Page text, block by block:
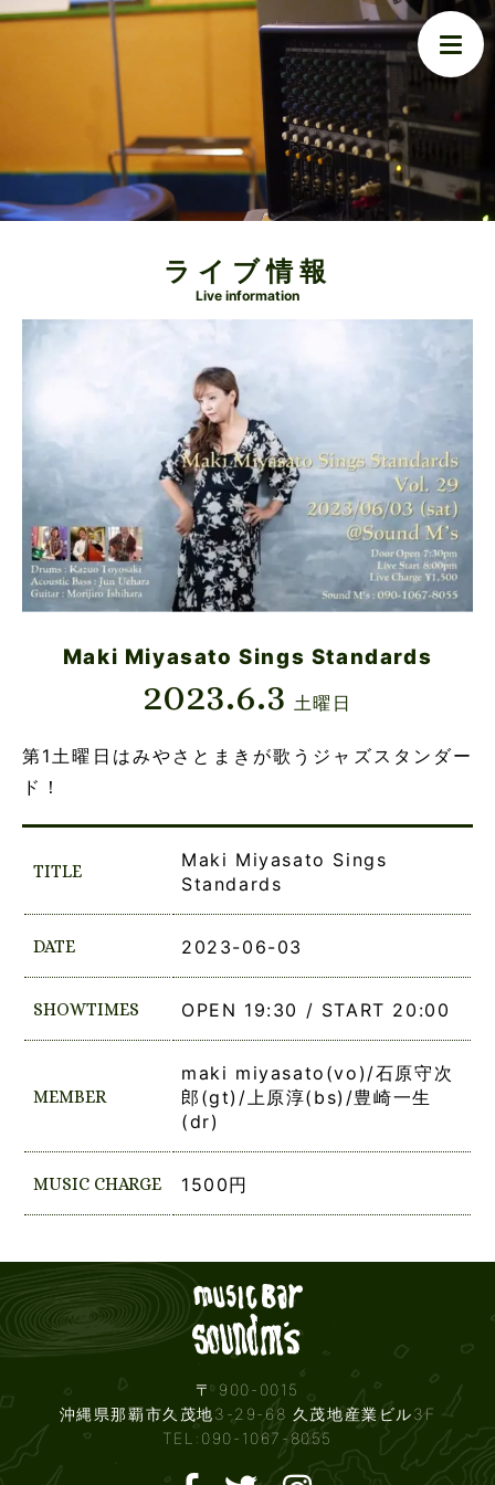
ライブ情報
Live information
Maki Miyasato Sings Standards
2023.6.3 土曜日
第1土曜日はみやさとまきが歌うジャズスタンダー
ド！
TITLE
Maki Miyasato Sings
Standards
DATE 2023-06-03
SHOWTIMES OPEN 19:30 / START 20:00
MEMBER
maki miyasato(vo)/石原守次
郎(gt)/上原淳(bs)/豊崎一生
(dr)
MUSIC CHARGE 1500円
〒 900-0015
沖縄県那覇市久茂地3-29-68 久茂地産業ビル3F
TEL:090-1067-8055